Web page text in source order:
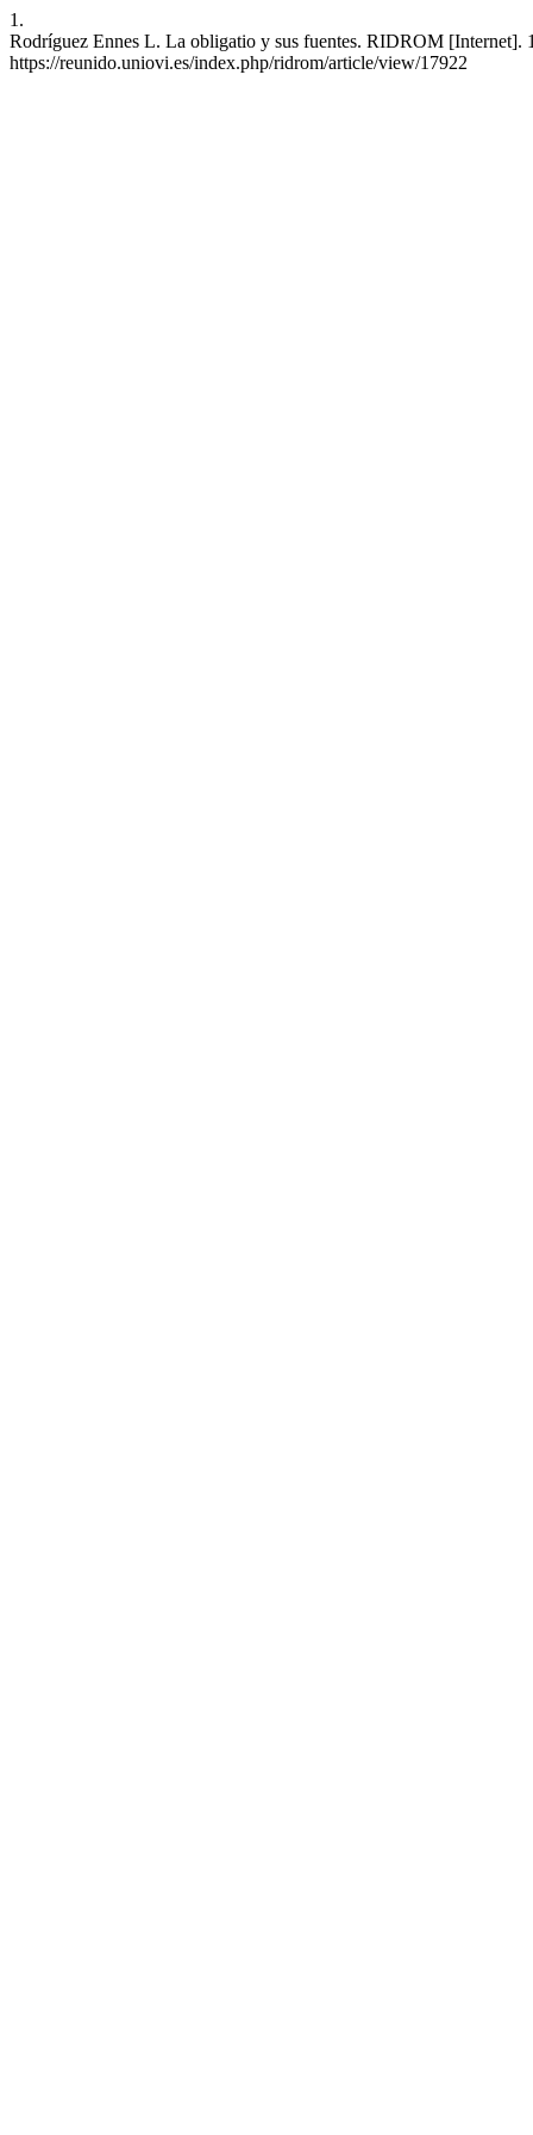
1.
Rodríguez Ennes L. La obligatio y sus fuentes. RIDROM [Internet].
https://reunido.uniovi.es/index.php/ridrom/article/view/17922